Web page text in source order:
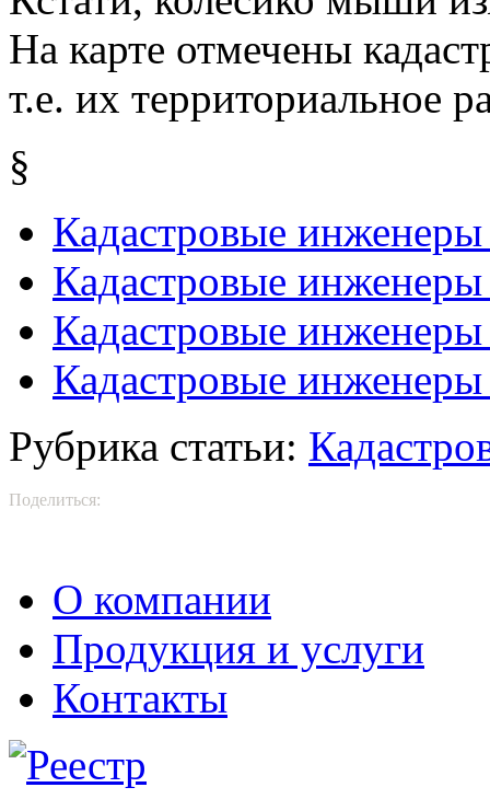
На карте отмечены
т.е. их территориальное
§
Кадастровые
Кадастровые
Кадастровые
Кадастровые
Рубрика статьи:
Поделиться:
О компании
Продукция и услуги
Контакты